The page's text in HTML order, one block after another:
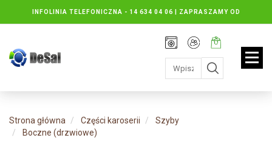
INFOLINIA TELEFONICZNA - 14 634 04 06 | ZAPRASZAMY OD
PONIEDZIAŁKU DO PIĄTKU : 8.30 DO 16.30, SOBOTY: 8.30 DO 13.00
Rejestracja
Moje
konto
Twój
koszyk:
jest
pusty
Strona główna Części karoserii
Szyby
Boczne (drzwiowe)